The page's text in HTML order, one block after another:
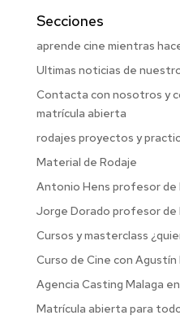
Secciones
aprende cine mientras
Ultimas noticias de
Contacta con nosotros y
matrícula abierta
rodajes proyectos y
Material de Rodaje
Antonio Hens profesor de
Jorge Dorado profesor de
Cursos y masterclass
Curso de Cine con Agustín
Agencia Casting Malaga
Matrícula abierta para